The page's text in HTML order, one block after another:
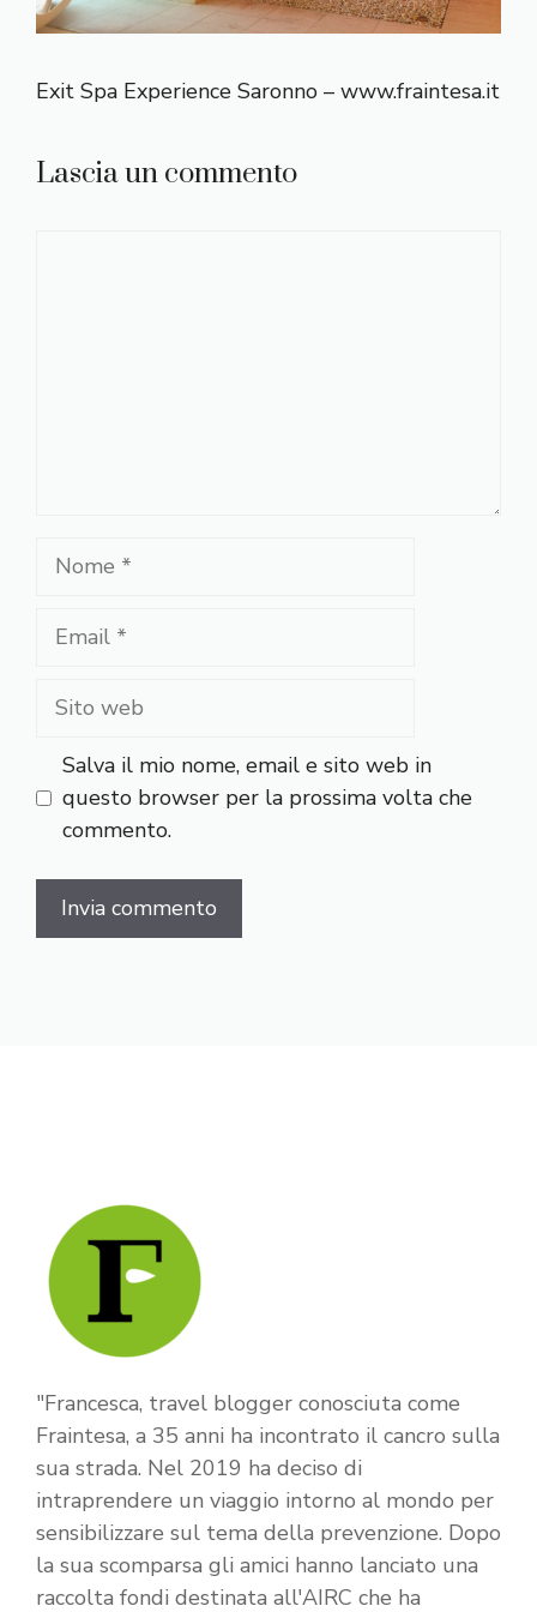
Exit Spa Experience Saronno – www.fraintesa.it
Lascia un commento
Nome
Email
Sito
Salva il mio nome, email e sito web in
questo browser per la prossima volta che
commento.
"Francesca, travel blogger conosciuta come
Fraintesa, a 35 anni ha incontrato il cancro sulla
sua strada. Nel 2019 ha deciso di
intraprendere un viaggio intorno al mondo per
sensibilizzare sul tema della prevenzione. Dopo
la sua scomparsa gli amici hanno lanciato una
raccolta fondi destinata all'AIRC che ha